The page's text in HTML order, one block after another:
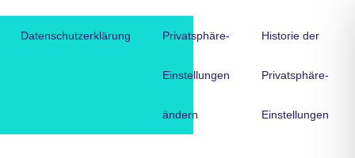
Datenschutzerklärung Privatsphäre-
Einstellungen
ändern
Historie der
Privatsphäre-
Einstellungen